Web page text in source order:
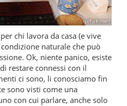
chi lavora da casa (e vive
naturale che può
Ok, niente panico, esiste
restare connessi con il
ci sono, li conosciamo fin
sono visti come una
con cui parlare, anche solo